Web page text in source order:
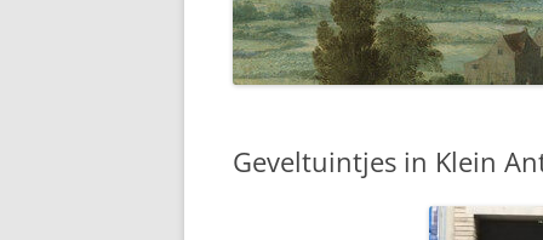
“NIEUWS” UIT 2012
“NIEUWS” UIT 2014
“NIEUWS” UIT 2015
Geveltuintjes in Klein